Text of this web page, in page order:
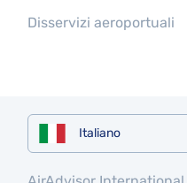
Disservizi aeroportuali
Italiano